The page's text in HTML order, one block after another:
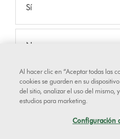
Sí
No
Reference code:
Retira los accesorios
Al hacer clic en “Aceptar todas las
cookies se guarden en su
del sitio, analizar el uso del mismo,
estudios para marketing.
Configuración